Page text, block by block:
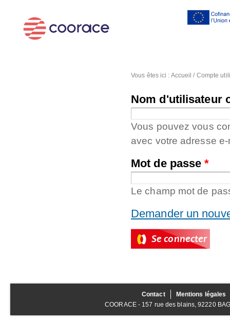
Vous êtes ici : Accueil / Compte
Nom d'utilisateur
Vous pouvez vous
avec votre adresse e-
Mot de passe*
Le champ mot de
Demander un
Contact
Mentions légales
COORACE - 157 rue des blains, 92220